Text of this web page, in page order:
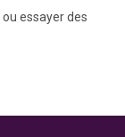
ou essayer des